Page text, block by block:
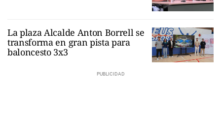
La plaza Alcalde Anton Borrell se
transforma en gran pista para
baloncesto 3x3